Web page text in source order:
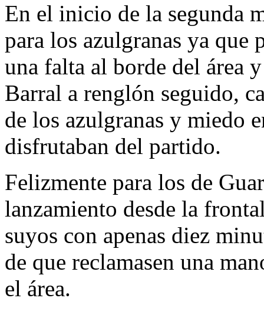
En el inicio de la segunda
para los azulgranas ya
una falta al borde del área
Barral a renglón seguido,
de los azulgranas y miedo
disfrutaban del partido.
Felizmente para los de
lanzamiento desde la
suyos con apenas diez
de que reclamasen una
el área.